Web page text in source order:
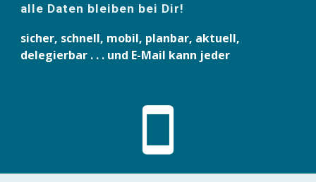
alle Daten bleiben bei Dir!
sicher, schnell, mobil, planbar, aktuell,
delegierbar . . . und E-Mail kann jeder